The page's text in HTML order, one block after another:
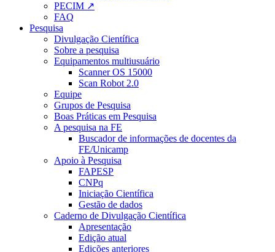
PECIM ↗
FAQ
Pesquisa
Divulgação Científica
Sobre a pesquisa
Equipamentos multiusuário
Scanner OS 15000
Scan Robot 2.0
Equipe
Grupos de Pesquisa
Boas Práticas em Pesquisa
A pesquisa na FE
Buscador de informações de docentes da
FE/Unicamp
Apoio à Pesquisa
FAPESP
CNPq
Iniciação Científica
Gestão de dados
Caderno de Divulgação Científica
Apresentação
Edição atual
Edições anteriores